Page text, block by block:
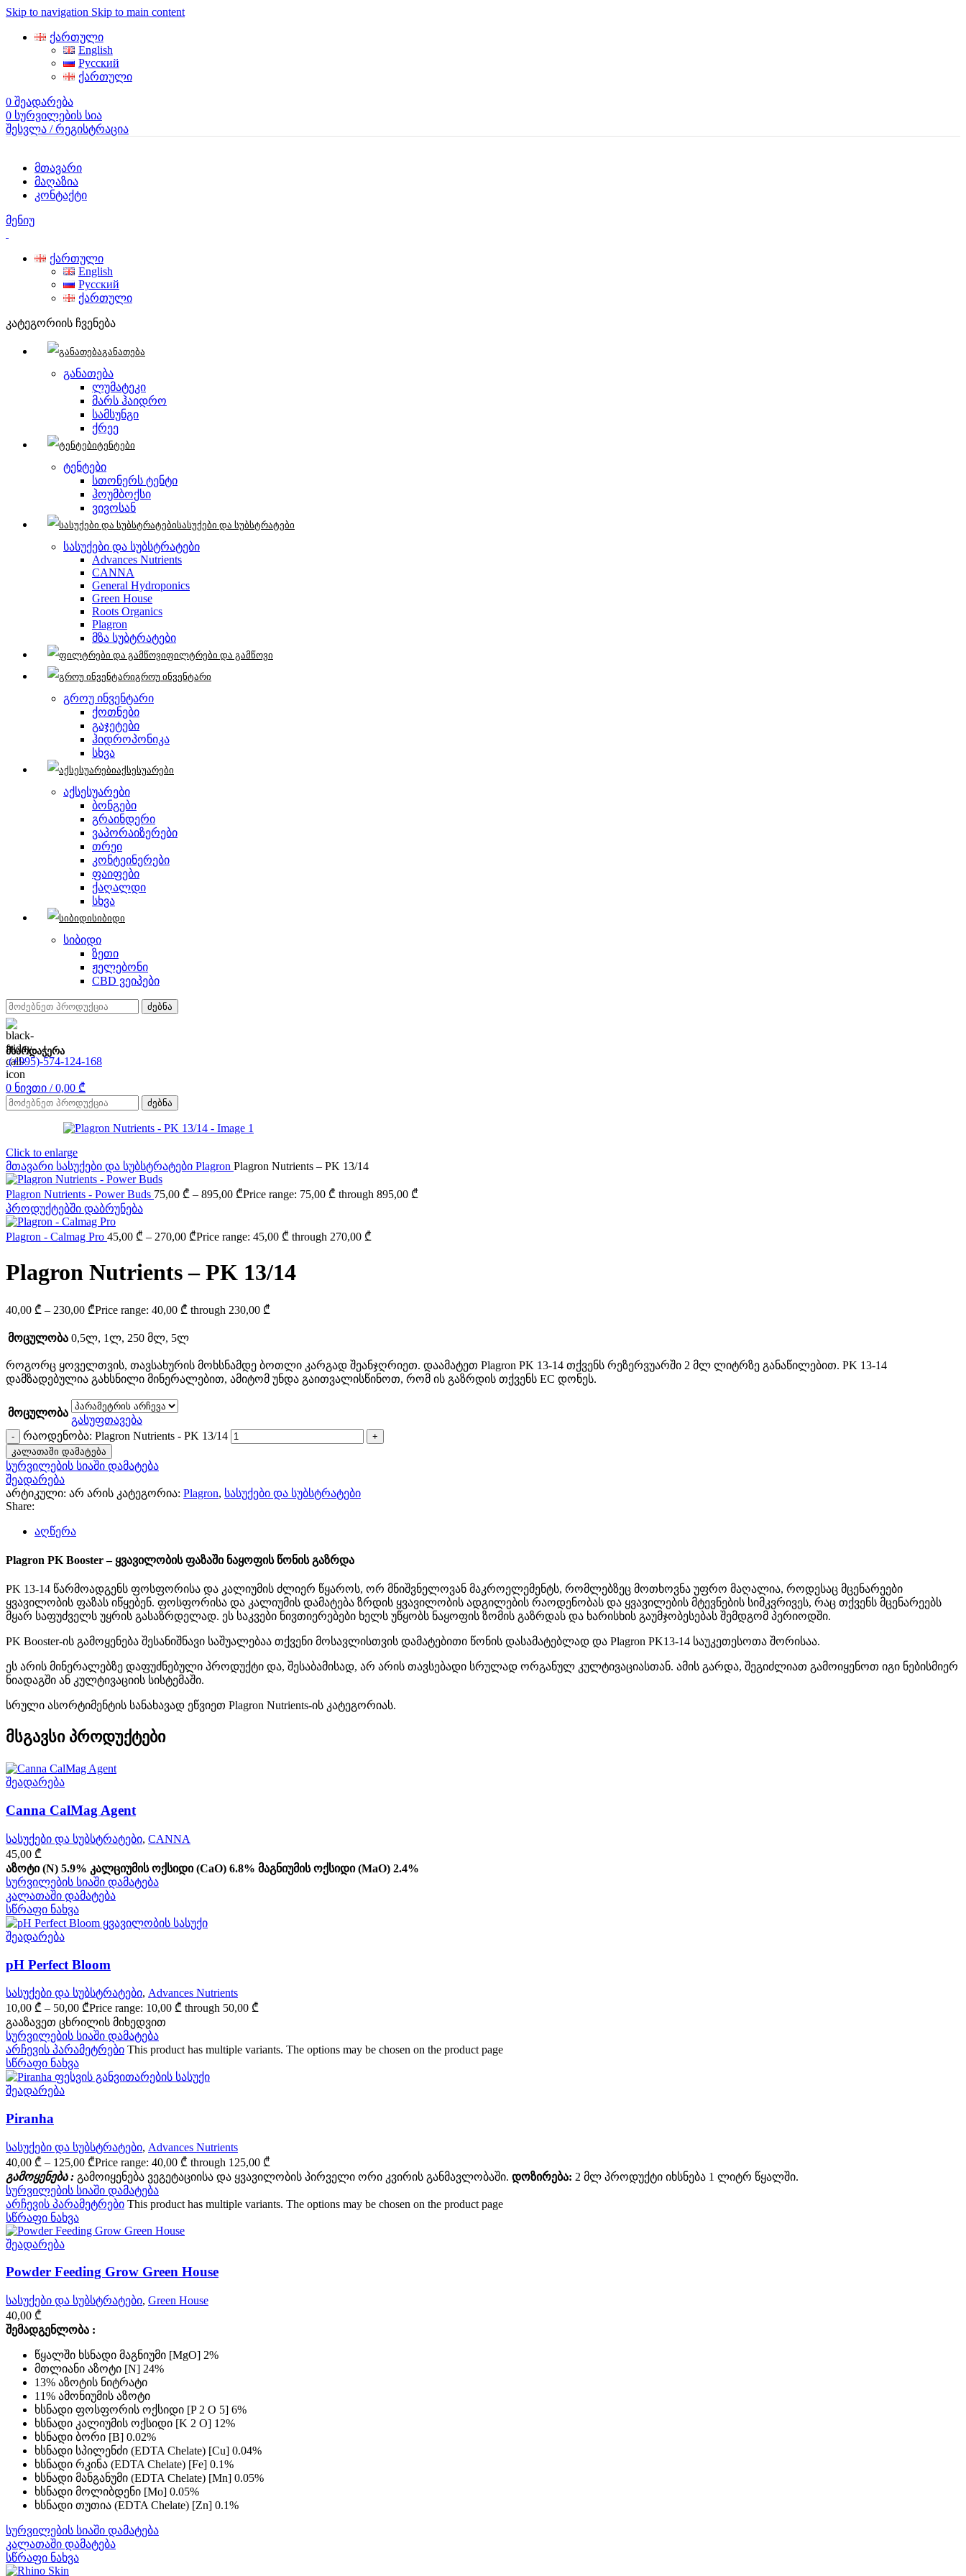
Skip to navigation Skip to main content
ქართული
English
Русский
ქართული
0 შეადარება
0 სურვილების სია
შესვლა / რეგისტრაცია
მთავარი
მაღაზია
კონტაქტი
მენიუ
ქართული
English
Русский
ქართული
კატეგორიის ჩვენება
განათება
განათება
ლუმატეკი
მარს ჰაიდრო
სამსუნგი
ქრეე
ტენტები
ტენტები
სთონერს ტენტი
ჰოუმბოქსი
ვივოსან
სასუქები და სუბსტრატები
სასუქები და სუბსტრატები
Advances Nutrients
CANNA
General Hydroponics
Green House
Roots Organics
Plagron
მზა სუბტრატები
ფილტრები და გამწოვი
გროუ ინვენტარი
გროუ ინვენტარი
ქოთნები
გაჯეტები
ჰიდროპონიკა
სხვა
აქსესუარები
აქსესუარები
ბონგები
გრაინდერი
ვაპორაიზერები
თრეი
კონტეინერები
ფაიფები
ქაღალდი
სხვა
სიბიდი
სიბიდი
ზეთი
ჟელებონი
CBD ვეიპები
ძებნა
მხარდაჭერა
(+995)-574-124-168
0 ნივთი / 0,00 ₾
ძებნა
Click to enlarge
მთავარი სასუქები და სუბსტრატები Plagron Plagron Nutrients – PK 13/14
Plagron Nutrients - Power Buds 75,00 ₾ – 895,00 ₾Price range: 75,00 ₾ through 895,00 ₾
პროდუქტებში დაბრუნება
Plagron - Calmag Pro 45,00 ₾ – 270,00 ₾Price range: 45,00 ₾ through 270,00 ₾
Plagron Nutrients – PK 13/14
40,00 ₾ – 230,00 ₾Price range: 40,00 ₾ through 230,00 ₾
მოცულობა 0,5ლ, 1ლ, 250 მლ, 5ლ
როგორც ყოველთვის, თავსახურის მოხსნამდე ბოთლი კარგად შეანჯღრიეთ. დაამატეთ Plagron PK 13-14 თქვენს რეზერვუარში 2 მლ ლიტრზე განაწილებით. PK 13-14
დამზადებულია გახსნილი მინერალებით, ამიტომ უნდა გაითვალისწინოთ, რომ ის გაზრდის თქვენს EC დონეს.
მოცულობა
გასუფთავება
რაოდენობა: Plagron Nutrients - PK 13/14
კალათაში დამატება
სურვილების სიაში დამატება
შეადარება
არტიკული: არ არის კატეგორია: Plagron, სასუქები და სუბსტრატები
Share:
აღწერა
Plagron PK Booster – ყვავილობის ფაზაში ნაყოფის წონის გაზრდა
PK 13-14 წარმოადგენს ფოსფორისა და კალიუმის ძლიერ წყაროს, ორ მნიშვნელოვან მაკროელემენტს, რომლებზეც მოთხოვნა უფრო მაღალია, როდესაც მცენარეები
ყვავილობის ფაზას იწყებენ. ფოსფორისა და კალიუმის დამატება ზრდის ყვავილობის ადგილების რაოდენობას და ყვავილების მტევნების სიმკვრივეს, რაც თქვენს მცენარეებს
მყარ საფუძველს უყრის გასაზრდელად. ეს საკვები ნივთიერებები ხელს უწყობს ნაყოფის ზომის გაზრდას და ხარისხის გაუმჯობესებას შემდგომ პერიოდში.
PK Booster-ის გამოყენება შესანიშნავი საშუალებაა თქვენი მოსავლისთვის დამატებითი წონის დასამატებლად და Plagron PK13-14 საუკეთესოთა შორისაა.
ეს არის მინერალებზე დაფუძნებული პროდუქტი და, შესაბამისად, არ არის თავსებადი სრულად ორგანულ კულტივაციასთან. ამის გარდა, შეგიძლიათ გამოიყენოთ იგი ნებისმიერ
ნიადაგში ან კულტივაციის სისტემაში.
სრული ასორტიმენტის სანახავად ეწვიეთ Plagron Nutrients-ის კატეგორიას.
მსგავსი პროდუქტები
შეადარება
Canna CalMag Agent
სასუქები და სუბსტრატები, CANNA
45,00 ₾
აზოტი (N) 5.9% კალციუმის ოქსიდი (CaO) 6.8% მაგნიუმის ოქსიდი (MaO) 2.4%
სურვილების სიაში დამატება
კალათაში დამატება
სწრაფი ნახვა
შეადარება
pH Perfect Bloom
სასუქები და სუბსტრატები, Advances Nutrients
10,00 ₾ – 50,00 ₾Price range: 10,00 ₾ through 50,00 ₾
გააზავეთ ცხრილის მიხედვით
სურვილების სიაში დამატება
არჩევის პარამეტრები This product has multiple variants. The options may be chosen on the product page
სწრაფი ნახვა
შეადარება
Piranha
სასუქები და სუბსტრატები, Advances Nutrients
40,00 ₾ – 125,00 ₾Price range: 40,00 ₾ through 125,00 ₾
გამოყენება : გამოიყენება ვეგეტაციისა და ყვავილობის პირველი ორი კვირის განმავლობაში. დოზირება: 2 მლ პროდუქტი იხსნება 1 ლიტრ წყალში.
სურვილების სიაში დამატება
არჩევის პარამეტრები This product has multiple variants. The options may be chosen on the product page
სწრაფი ნახვა
შეადარება
Powder Feeding Grow Green House
სასუქები და სუბსტრატები, Green House
40,00 ₾
შემადგენლობა :
წყალში ხსნადი მაგნიუმი [MgO] 2%
მთლიანი აზოტი [N] 24%
13% აზოტის ნიტრატი
11% ამონიუმის აზოტი
ხსნადი ფოსფორის ოქსიდი [P 2 O 5] 6%
ხსნადი კალიუმის ოქსიდი [K 2 O] 12%
ხსნადი ბორი [B] 0.02%
ხსნადი სპილენძი (EDTA Chelate) [Cu] 0.04%
ხსნადი რკინა (EDTA Chelate) [Fe] 0.1%
ხსნადი მანგანუმი (EDTA Chelate) [Mn] 0.05%
ხსნადი მოლიბდენი [Mo] 0.05%
ხსნადი თუთია (EDTA Chelate) [Zn] 0.1%
სურვილების სიაში დამატება
კალათაში დამატება
სწრაფი ნახვა